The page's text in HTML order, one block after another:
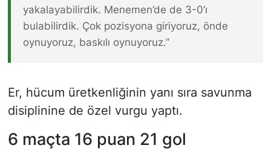
yakalayabilirdik. Menemen’de de 3-0’ı
bulabilirdik. Çok pozisyona giriyoruz, önde
oynuyoruz, baskılı oynuyoruz.”
Er, hücum üretkenliğinin yanı sıra savunma
disiplinine de özel vurgu yaptı.
6 maçta 16 puan 21 gol